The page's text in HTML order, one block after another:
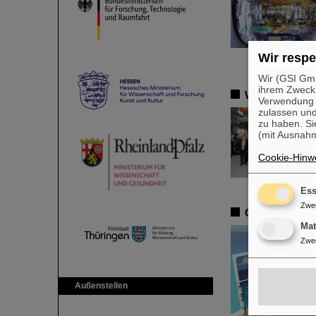
Außenstellen
Grüße von
Wir
Wir (GSI
ihrem
zulassen
zu haben.
(mit
Cookie-